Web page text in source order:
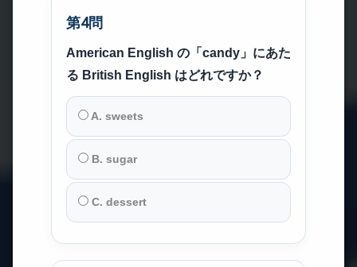
第4問
American English の「candy」にあた
る British English はどれですか？
A. sweets
B. sugar
C. dessert